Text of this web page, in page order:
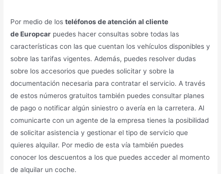
Por medio de losteléfonos de atención al cliente
de Europcar puedes hacer consultas sobre todas las
características con las que cuentan los vehículos disponibles y
sobre las tarifas vigentes. Además, puedes resolver dudas
sobre los accesorios que puedes solicitar y sobre la
documentación necesaria para contratar el servicio. A través
de estos números gratuitos también puedes consultar planes
de pago o notificar algún siniestro o avería en la carretera. Al
comunicarte con un agente de la empresa tienes la posibilidad
de solicitar asistencia y gestionar el tipo de servicio que
quieres alquilar. Por medio de esta vía también puedes
conocer los descuentos a los que puedes acceder al momento
de alquilar un coche.